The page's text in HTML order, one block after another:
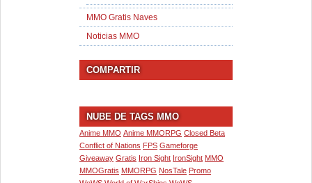
MMO Gratis Naves
Noticias MMO
COMPARTIR
NUBE DE TAGS MMO
Anime MMO Anime MMORPG Closed Beta
Conflict of Nations FPS Gameforge
Giveaway Gratis Iron Sight IronSight MMO
MMOGratis MMORPG NosTale Promo